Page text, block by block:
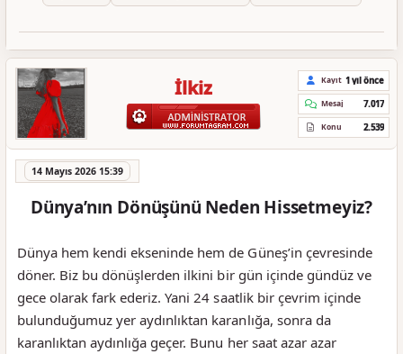
İlkiz Kayıt 1 yıl önce
Mesaj 7.017
Konu 2.539
14 Mayıs 2026 15:39
Dünya’nın Dönüşünü Neden Hissetmeyiz?
Dünya hem kendi ekseninde hem de Güneş’in çevresinde
döner. Biz bu dönüşlerden ilkini bir gün içinde gündüz ve
gece olarak fark ederiz. Yani 24 saatlik bir çevrim içinde
bulunduğumuz yer aydınlıktan karanlığa, sonra da
karanlıktan aydınlığa geçer. Bunu her saat azar azar